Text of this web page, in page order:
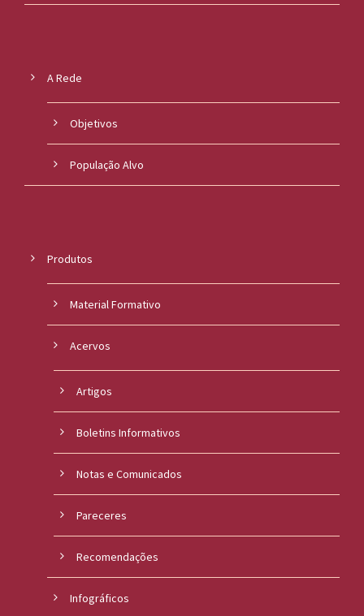
A Rede
Objetivos
População Alvo
Produtos
Material Formativo
Acervos
Artigos
Boletins Informativos
Notas e Comunicados
Pareceres
Recomendações
Infográficos